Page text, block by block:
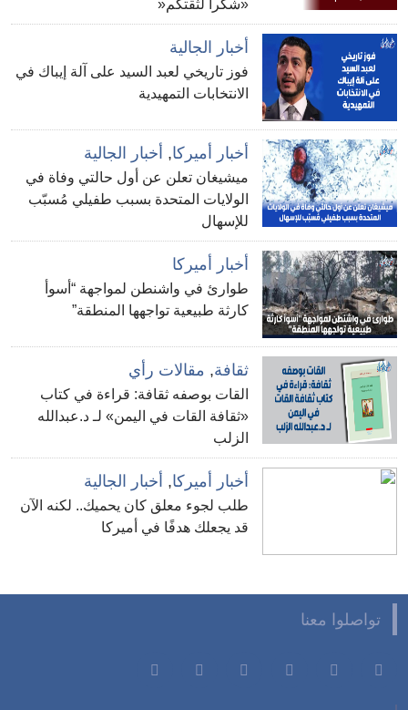
«شكراً لثقتكم«
أخبار الجالية
فوز تاريخي لعبد السيد على آلة إيباك في
الانتخابات التمهيدية
أخبار أميركا, أخبار الجالية
ميشيغان تعلن عن أول حالتي وفاة في
الولايات المتحدة بسبب طفيلي مُسبّب
للإسهال
أخبار أميركا
طوارئ في واشنطن لمواجهة “أسوأ
كارثة طبيعية تواجهها المنطقة”
ثقافة, مقالات رأي
القات بوصفه ثقافة: قراءة في كتاب
«ثقافة القات في اليمن» لـ د.عبدالله
الزلب
أخبار أميركا, أخبار الجالية
طلب لجوء معلق كان يحميك.. لكنه الآن
قد يجعلك هدفًا في أميركا
تواصلوا معنا